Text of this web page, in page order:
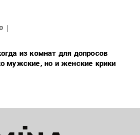
из комнат для допросов
мужские, но и женские крики